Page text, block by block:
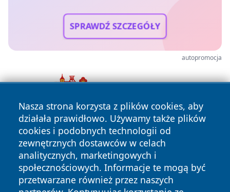
SPRAWDŹ SZCZEGÓŁY
autopromocja
Nasza strona korzysta z plików cookies, aby
działała prawidłowo. Używamy także plików
cookies i podobnych technologii od
zewnętrznych dostawców w celach
analitycznych, marketingowych i
społecznościowych. Informacje te mogą być
przetwarzane również przez naszych
Copyright © 2026 infolomza.pl Wszystkie prawa zastrzeżone.